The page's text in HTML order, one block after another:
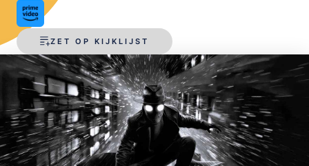
ZET OP KIJKLIJST